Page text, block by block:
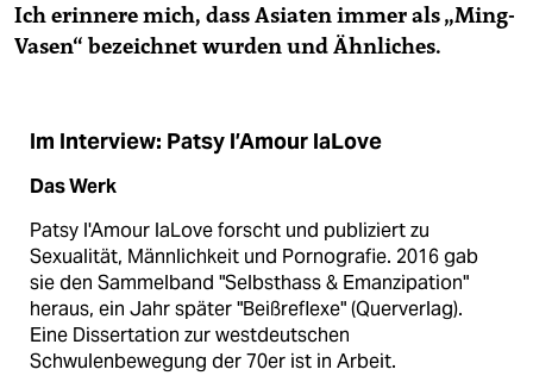
Ich erinnere mich, dass Asia­ten immer als „Ming-
Vasen“ bezeichnet wurden und Ähnliches.
Im Interview: Patsy l’Amour laLove
Das Werk
Patsy l'Amour laLove forscht und publiziert zu
Sexualität, Männlichkeit und Pornografie. 2016 gab
sie den Sammelband "Selbsthass & Emanzipation"
heraus, ein Jahr später "Beißreflexe" (Querverlag).
Eine Dissertation zur westdeutschen
Schwulenbewegung der 70er ist in Arbeit.